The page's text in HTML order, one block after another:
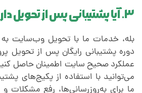
۳. آیا پشتیبانی پس از تحویل دارید؟
بله، خدمات ما با تحویل وب‌سایت
دوره پشتیبانی رایگان پس از تحویل
عملکرد صحیح سایت اطمینان حاصل
می‌توانید با استفاده از پکیج‌های
ما برای به‌روزرسانی‌ها، رفع مشکلات